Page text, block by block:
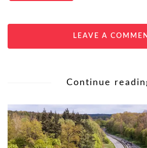
LEAVE A
Continue